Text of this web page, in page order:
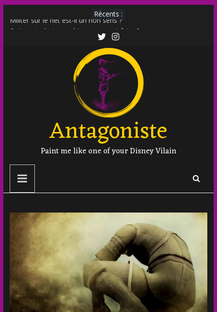
Récents :
Militer sur le net est-il un non sens ?
Outing et photographie : comment faire ?
Transphobie décomplexée : débunkage d’un discours
Transmania : le fantasme transphobe de Moutot et Stern
Muscle Mommy : analyse d’un phénomène venu des social
Antagoniste
Paint me like one of your Disney Vilain